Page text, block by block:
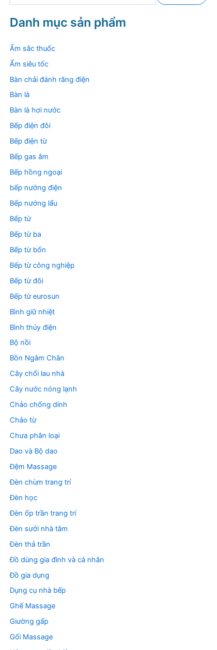
k
i
m
Danh mục sản phẩm
Ấm sắc thuốc
Ấm siêu tốc
Bàn chải đánh răng điện
Bàn là
Bàn là hơi nước
Bếp điện đôi
Bếp điện từ
Bếp gas âm
Bếp hồng ngoại
bếp nướng điện
Bếp nướng lẩu
Bếp từ
Bếp từ ba
Bếp từ bốn
Bếp từ công nghiệp
Bếp từ đôi
Bếp từ eurosun
Bình giữ nhiệt
Bình thủy điện
Bộ nồi
Bồn Ngâm Chân
Cây chổi lau nhà
Cây nước nóng lạnh
Chảo chống dính
Chảo từ
Chưa phân loại
Dao và Bộ dao
Đệm Massage
Đèn chùm trang trí
Đèn học
Đèn ốp trần trang trí
Đèn sưởi nhà tắm
Đèn thả trần
Đồ dùng gia đình và cá nhân
Đồ gia dụng
Dụng cụ nhà bếp
Ghế Massage
Giường gấp
Gối Massage